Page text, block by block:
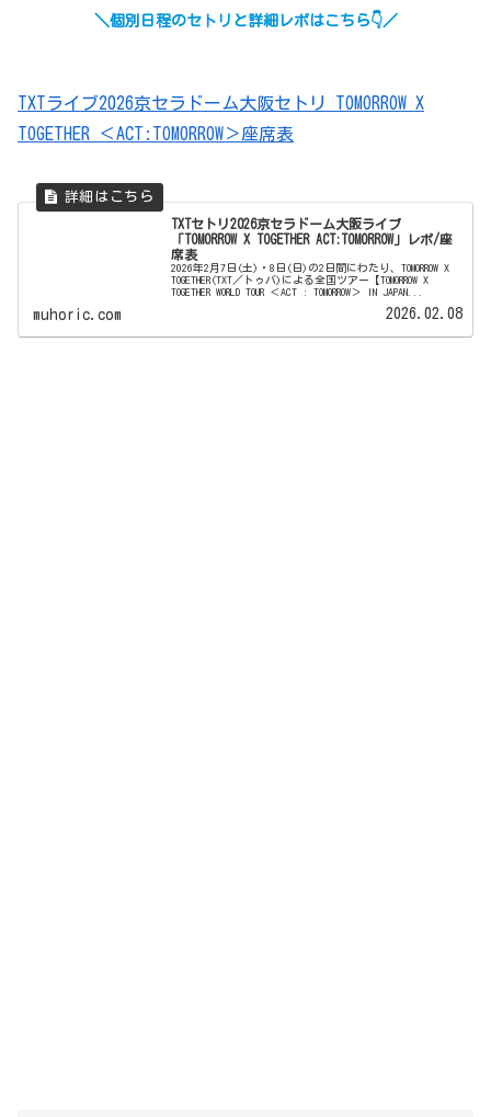
＼個別日程のセトリと詳細レポはこちら👇／
TXTライブ2026京セラドーム大阪セトリ TOMORROW X
TOGETHER ＜ACT:TOMORROW＞座席表
TXTセトリ2026京セラドーム大阪ライブ
「TOMORROW X TOGETHER ACT:TOMORROW」レポ/座
席表
2026年2月7日(土)・8日(日)の2日間にわたり、TOMORROW X
TOGETHER(TXT／トゥバ)による全国ツアー【TOMORROW X
TOGETHER WORLD TOUR ＜ACT : TOMORROW＞ IN JAPAN...
muhoric.com 2026.02.08